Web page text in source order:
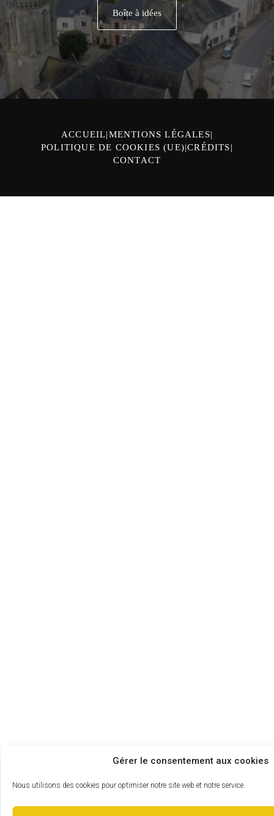
Gérer le consentement aux cookies
Nous utilisons des cookies pour optimiser notre site web et notre service.
Boîte à idées
ACCUEIL MENTIONS LÉGALES
POLITIQUE DE COOKIES (UE) CRÉDITS
CONTACT